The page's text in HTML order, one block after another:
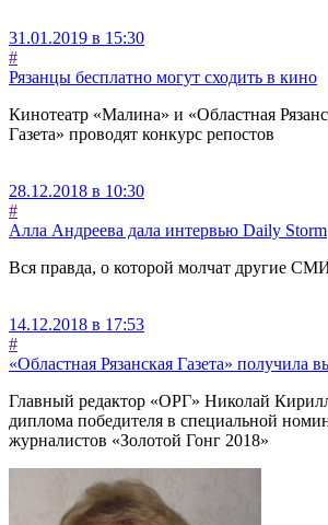
31.01.2019 в 15:30
#
Рязанцы бесплатно могут сходить в кино
Кинотеатр «Малина» и «Областная
Газета» проводят конкурс репостов
28.12.2018 в 10:30
#
Алла Андреева дала интервью Daily Storm
Вся правда, о которой молчат другие
14.12.2018 в 17:53
#
«Областная Рязанская Газета» получила
Главный редактор «ОРГ» Николай
диплома победителя в специальной
журналистов «Золотой Гонг 2018»